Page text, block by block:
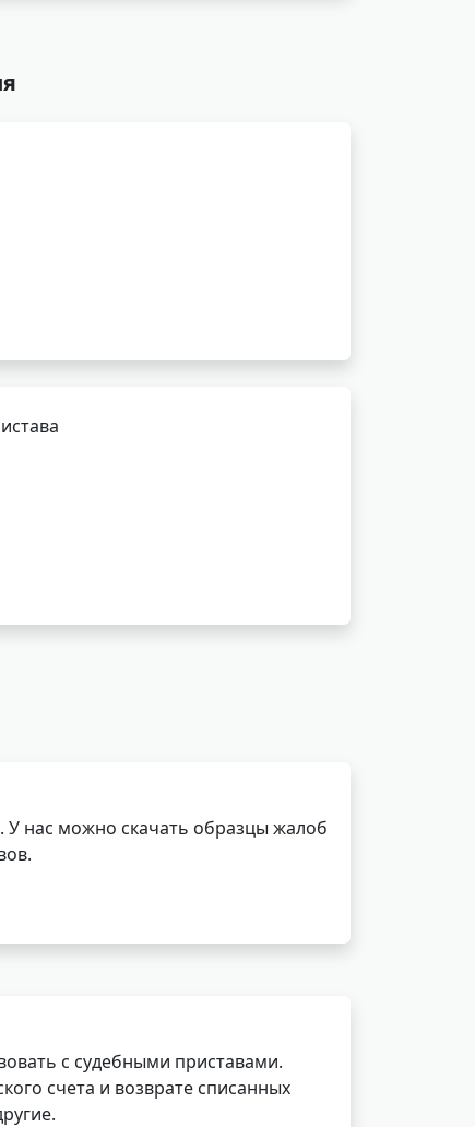
нас можно скачать образцы жалоб
с судебными приставами.
счета и возврате списанных